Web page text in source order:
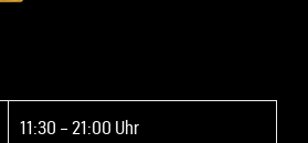
11:30 – 21:00 Uhr